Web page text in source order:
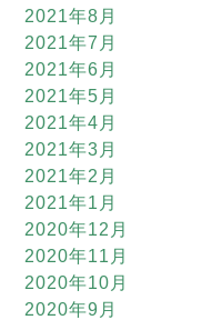
2021年8月
2021年7月
2021年6月
2021年5月
2021年4月
2021年3月
2021年2月
2021年1月
2020年12月
2020年11月
2020年10月
2020年9月